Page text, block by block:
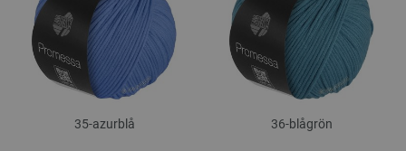
35-azurblå 36-blågrön